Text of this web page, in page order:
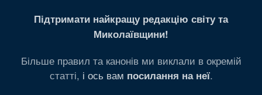
Підтримати найкращу редакцію світу та
Миколаївщини!
Більше правил та канонів ми виклали в окремій
статті, і ось вам посилання на неї.